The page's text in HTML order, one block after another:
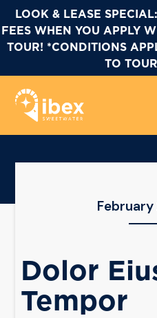
LOOK & LEASE
FEES WHEN YOU APPLY
TOUR! *CONDITIONS
TO
Dolor
Tempor